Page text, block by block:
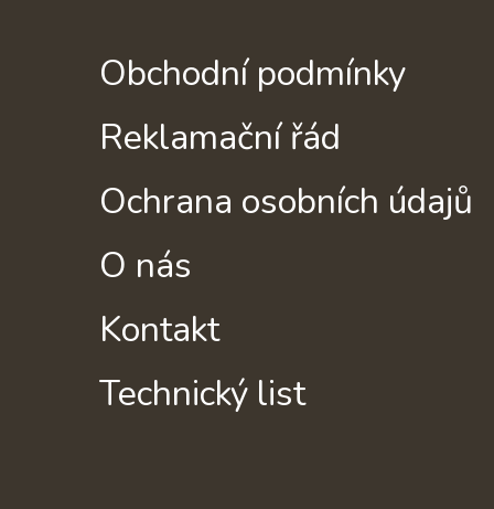
Obchodní podmínky
Reklamační řád
Ochrana osobních údajů
O nás
Kontakt
Technický list